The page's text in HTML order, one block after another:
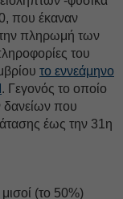
που έκαναν
πληρωμή των
του
το εννεάμηνο
. Γεγονός το οποίο
δανείων που
έως την 31η
(το 50%)